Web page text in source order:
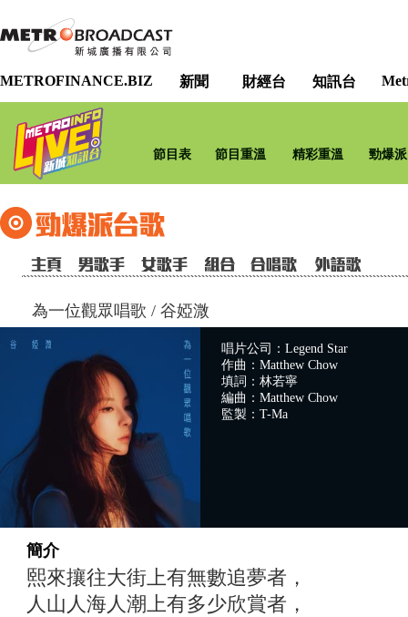
METROFINANCE.BIZ 新聞 財經台 知訊台
節目表 節目重溫 精彩重溫 勁爆
為一位觀眾唱歌 / 谷婭溦
唱片公司：Legend Star
作曲：Matthew Chow
填詞：林若寧
編曲：Matthew Chow
監製：T-Ma
簡介
熙來攘往大街上有無數追夢者，
人山人海人潮上有多少欣賞者，